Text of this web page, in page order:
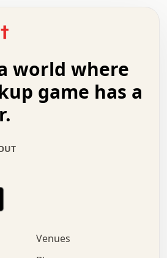
.   .   .   .   .   +   .   .
.   .   .   .   .   .   :   .
.   .   .   .   .   .   .   +
.   .   .   .   o   .   .
.   .   .   .   :   .   .   o
.   .   .   o   .   .   .
.   :   .   .   .   .   .
.   +   .   .   x   .   .
+   .   .   .   .   .   o
.   .   .   .   .   .   .   .
.   .   .   .   .   .   +   .
.   x   .   .   .   .   .   .
.   .   o   .   .   .   .
world where
game has a
Venues